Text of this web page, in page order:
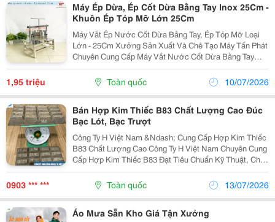
Máy Ép Dừa, Ép Cốt Dừa Bằng Tay Inox 25Cm -
Khuôn Ép Tóp Mỡ Lớn 25Cm
Máy Vắt Ép Nước Cốt Dừa Bằng Tay, Ép Tóp Mỡ Loại
Lớn - 25Cm Xưởng Sản Xuất Và Chê Tạo Máy Tấn Phát
Chuyên Cung Cấp Máy Vắt Nước Cốt Dừa Bằng Tay
,Với Chất Lượng Hàng Đầu Và Giá Cả Cạnh Tranh. Với
Tiêu Chí Đặt Lợi Ích Của Khách Hàng Lên Hàng Đầu,...
1,95 triệu Toàn quốc 10/07/2026
Bán Hợp Kim Thiếc B83 Chất Lượng Cao Đúc
Bạc Lót, Bạc Trượt
Công Ty H Việt Nam &Ndash; Cung Cấp Hợp Kim Thiếc
B83 Chất Lượng Cao Công Ty H Việt Nam Chuyên Cung
Cấp Hợp Kim Thiếc B83 Đạt Tiêu Chuẩn Kỹ Thuật, Chất
Lượng Ổn Định, Đáp Ứng Nhu Cầu Của Các Ngành Cơ
Khí, Chế Tạo Máy Và Công Nghiệp Sản Xuất. ...
0903 *** *** Toàn quốc 13/07/2026
Áo Mưa Sẵn Kho Giá Tận Xưởng